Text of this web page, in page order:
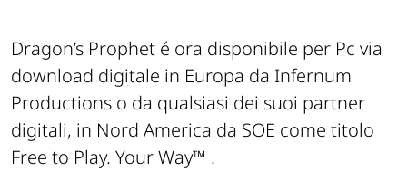
Dragon’s Prophet é ora disponibile per Pc via
download digitale in Europa da Infernum
Productions o da qualsiasi dei suoi partner
digitali, in Nord America da SOE come titolo
Free to Play. Your Way™ .